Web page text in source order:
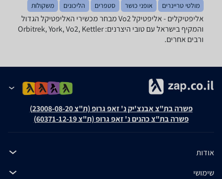
מולטי טריינרים
אופני כושר סטפרים הליכונים משקולות
אליפטיקלים - ‏אליפטיקל ‏Vo2 מבחר מכשירי האליפטיקל הגדול
והמקיף בישראל עם טובי היצרנים: Orbitrek, York, Vo2, Kettler
ורבים אחרים.
פשרה בת"צ אבנצ'יק נ' זאפ גרופ (ת"צ 23008-08-20)
פשרה בת"צ כהנים נ' זאפ גרופ (ת"צ 60371-12-19)
אודות
שימושי